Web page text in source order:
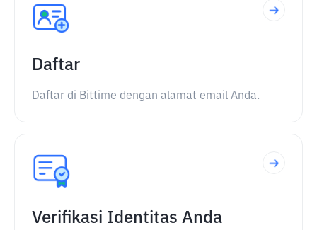
Daftar
Daftar di Bittime dengan alamat email Anda.
Verifikasi Identitas Anda